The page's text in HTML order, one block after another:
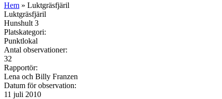
Hem » Luktgräsfjäril
Luktgräsfjäril
Hunshult 3
Platskategori:
Punktlokal
Antal observationer:
32
Rapportör:
Lena och Billy Franzen
Datum för observation:
11 juli 2010